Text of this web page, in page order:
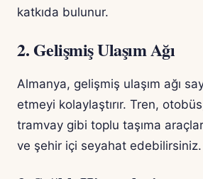
katkıda bulunur.
2. Gelişmiş Ulaşım Ağı
Almanya, gelişmiş ulaşım ağı
etmeyi kolaylaştırır. Tren,
tramvay gibi toplu taşıma
ve şehir içi seyahat edebilirsiniz.